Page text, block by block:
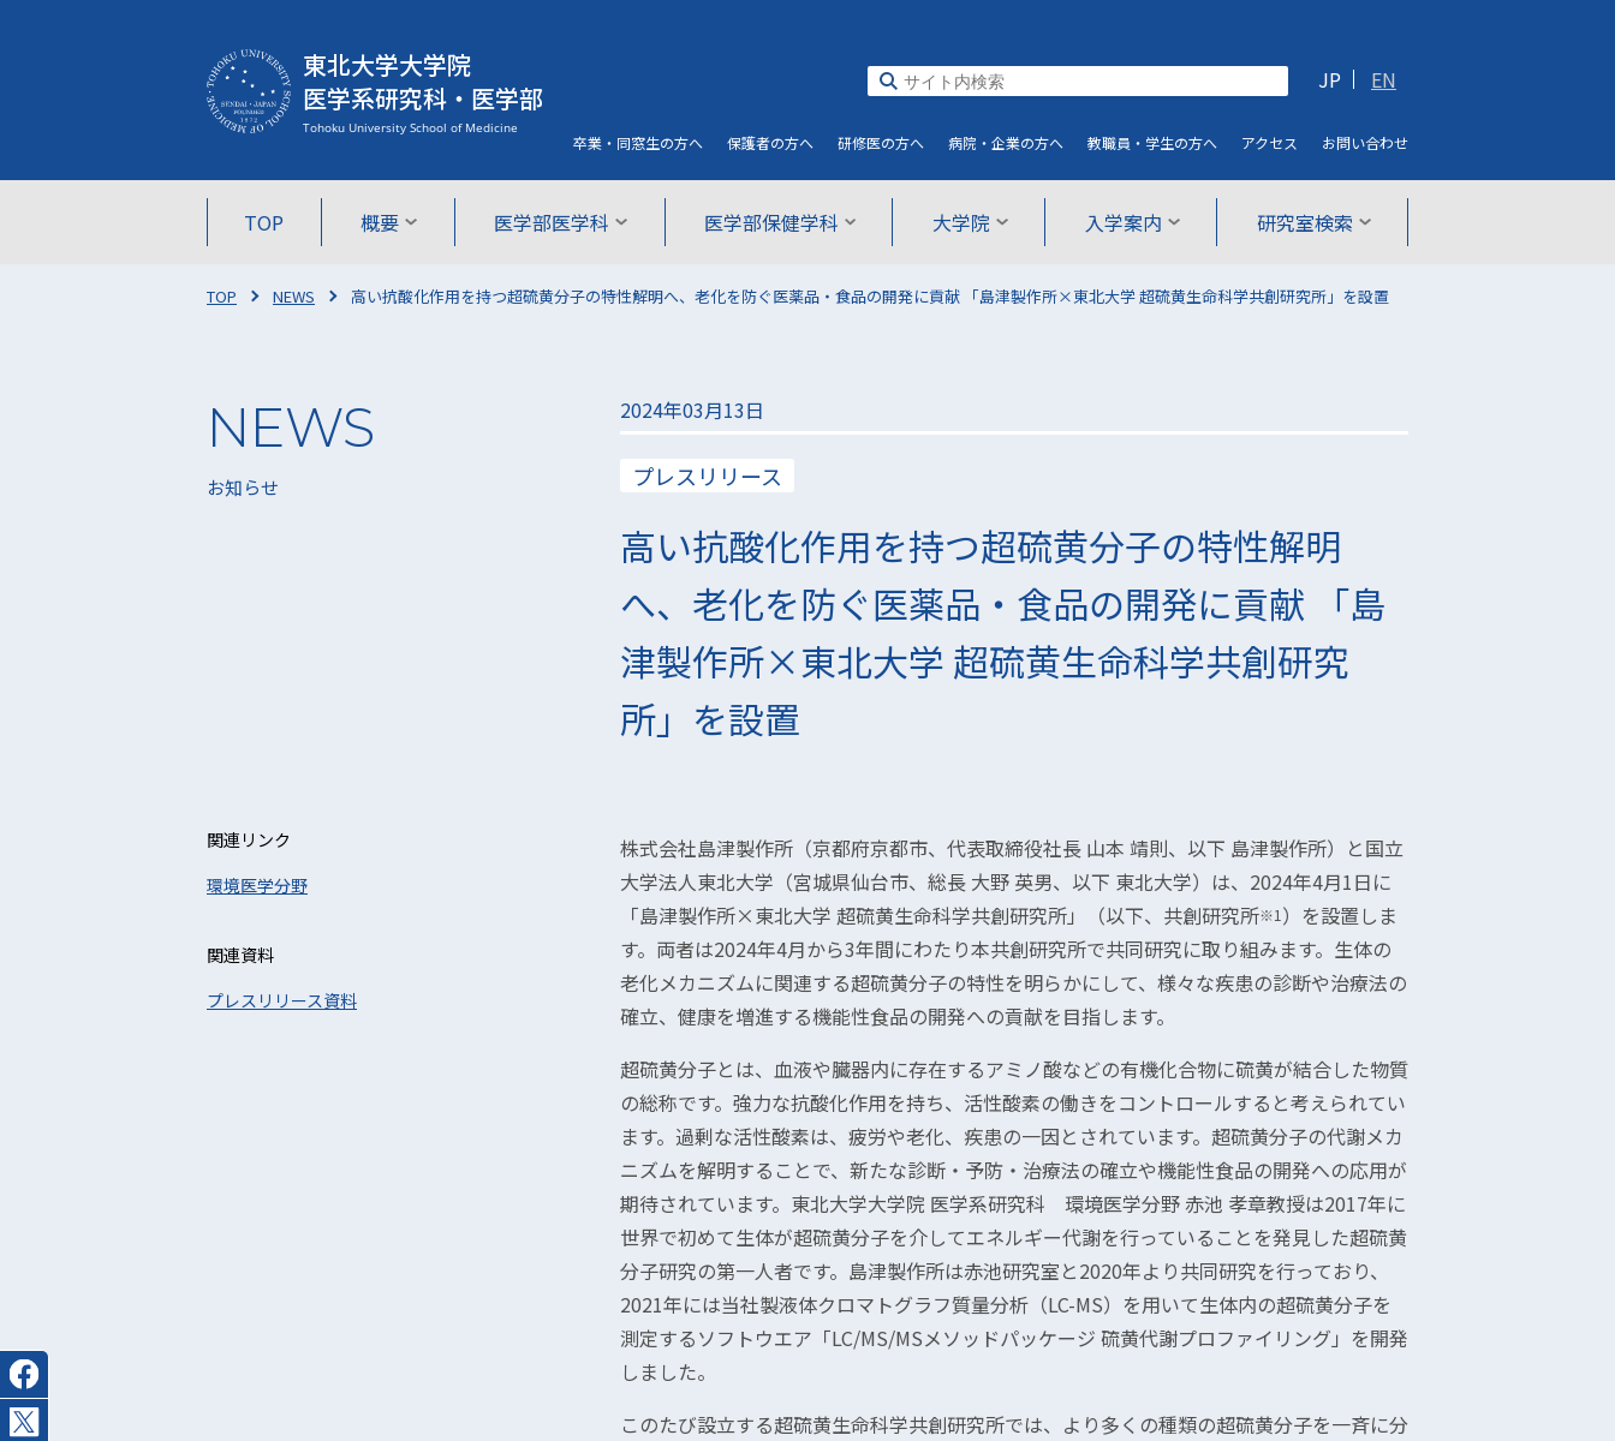
東北大学大学院
医学系研究科・医学部
TOP 概要 医学部医学科 医学部保健学科 大学院 入学案内 研究室検索
JP EN
卒業・同窓生の方へ 保護者の方へ 研修医の方へ 病院・企業の方へ 教職員・学生の方へ アクセス お問い合わせ
TOP NEWS 高い抗酸化作用を持つ超硫黄分子の特性解明へ、老化を防ぐ医薬品・食品の開発に貢献 「島津製作所×東北大学 超硫黄生命科学共創研究所」を設置
お知らせ
2024年03月13日
プレスリリース
高い抗酸化作用を持つ超硫黄分子の特性解明
へ、老化を防ぐ医薬品・食品の開発に貢献 「島
津製作所×東北大学 超硫黄生命科学共創研究
所」を設置
株式会社島津製作所（京都府京都市、代表取締役社長 山本 靖則、以下 島津製作所）と国立
大学法人東北大学（宮城県仙台市、総長 大野 英男、以下 東北大学）は、2024年4月1日に
「島津製作所×東北大学 超硫黄生命科学共創研究所」（以下、共創研究所※1 ）を設置しま
す。両者は2024年4月から3年間にわたり本共創研究所で共同研究に取り組みます。生体の
老化メカニズムに関連する超硫黄分子の特性を明らかにして、様々な疾患の診断や治療法の
確立、健康を増進する機能性食品の開発への貢献を目指します。
超硫黄分子とは、血液や臓器内に存在するアミノ酸などの有機化合物に硫黄が結合した物質
の総称です。強力な抗酸化作用を持ち、活性酸素の働きをコントロールすると考えられてい
ます。過剰な活性酸素は、疲労や老化、疾患の一因とされています。超硫黄分子の代謝メカ
ニズムを解明することで、新たな診断・予防・治療法の確立や機能性食品の開発への応用が
期待されています。東北大学大学院 医学系研究科 環境医学分野 赤池 孝章教授は2017年に
世界で初めて生体が超硫黄分子を介してエネルギー代謝を行っていることを発見した超硫黄
分子研究の第一人者です。島津製作所は赤池研究室と2020年より共同研究を行っており、
2021年には当社製液体クロマトグラフ質量分析（LC-MS）を用いて生体内の超硫黄分子を
測定するソフトウエア「LC/MS/MSメソッドパッケージ 硫黄代謝プロファイリング」を開発
しました。
このたび設立する超硫黄生命科学共創研究所では、より多くの種類の超硫黄分子を一斉に分
関連リンク
環境医学分野
関連資料
プレスリリース資料